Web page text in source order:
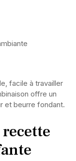
facile à travailler
offre un
et beurre fondant.